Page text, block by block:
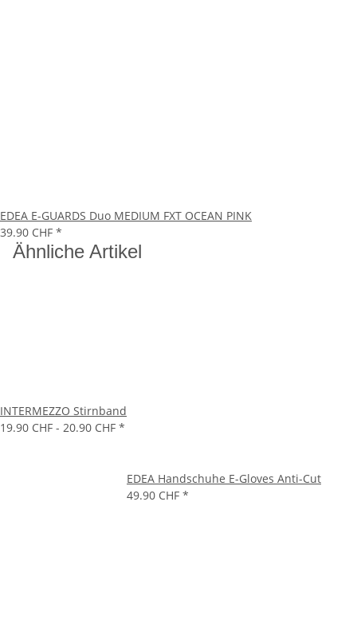
EDEA E-GUARDS Duo MEDIUM FXT OCEAN PINK
39.90 CHF *
Ähnliche Artikel
INTERMEZZO Stirnband
19.90 CHF - 20.90 CHF *
EDEA Handschuhe E-Gloves Anti-Cut
49.90 CHF *